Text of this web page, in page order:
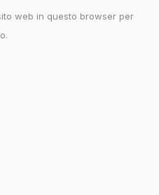
web in questo browser per